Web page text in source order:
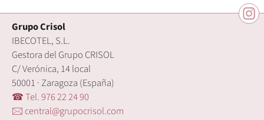
Grupo Crisol
IBECOTEL, S.L.
Gestora del Grupo CRISOL
C/ Verónica, 14 local
50001 · Zaragoza (España)
☎ Tel. 976 22 24 90
🖂 central@grupocrisol.com